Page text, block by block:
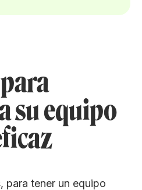
su equipo
para tener un equipo